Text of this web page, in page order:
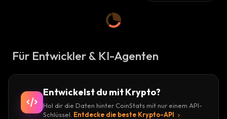
Für Entwickler & KI-Agenten
Entwickelst du mit Krypto?
Hol dir die Daten hinter CoinStats mit nur einem API-
Schlüssel. Entdecke die beste Krypto-API